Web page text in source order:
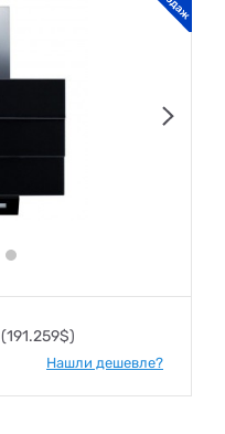
(191.259$)
Нашли дешевле?